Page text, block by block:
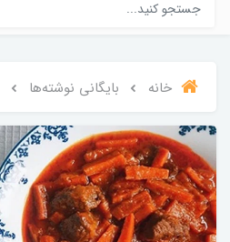
خانه بایگانی نوشته‌ها